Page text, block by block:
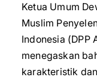
Ketua Umum
Muslim
Indonesia (DPP
menegaskan
karakteristik